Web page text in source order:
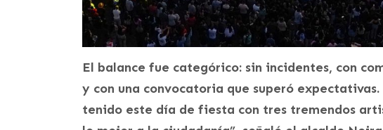
El balance fue categórico: sin incidentes, con
y con una convocatoria que superó
tenido este día de fiesta con tres tremendos